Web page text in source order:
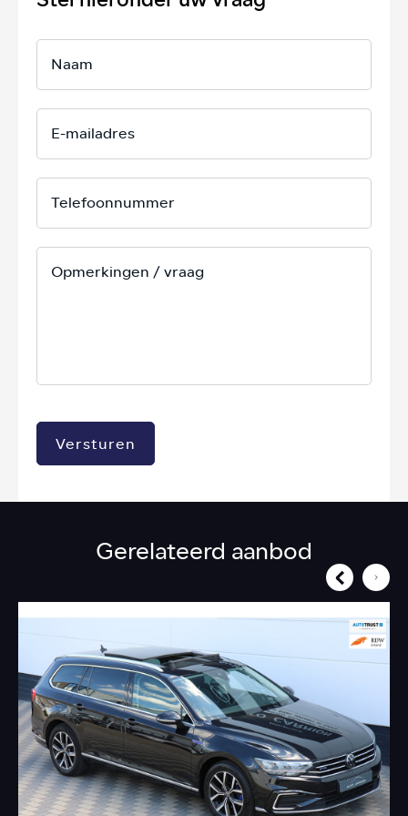
Versturen
Gerelateerd aanbod